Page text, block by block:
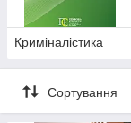
Криміналістика
Сортування